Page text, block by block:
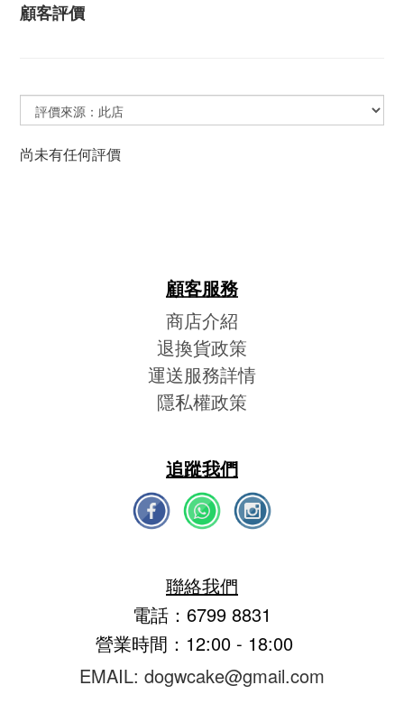
顧客評價
尚未有任何評價
顧客服務
商店介紹
退換貨政策
運送服務詳情
隱私權政策
追蹤我們
聯絡我們
電話：6799 8831
營業時間：12:00 - 18:00
EMAIL: dogwcake@gmail.com